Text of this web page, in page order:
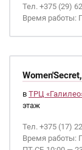
Тел. +375 (29)
Время работы:
в ТРЦ
этаж
Тел. +375 (17)
Время работы: